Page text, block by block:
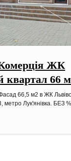
ЖК
квартал 66
66,5 м2 в ЖК
метро Лук'янівка. БЕЗ %